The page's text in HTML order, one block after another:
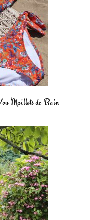
Maillots de Bain